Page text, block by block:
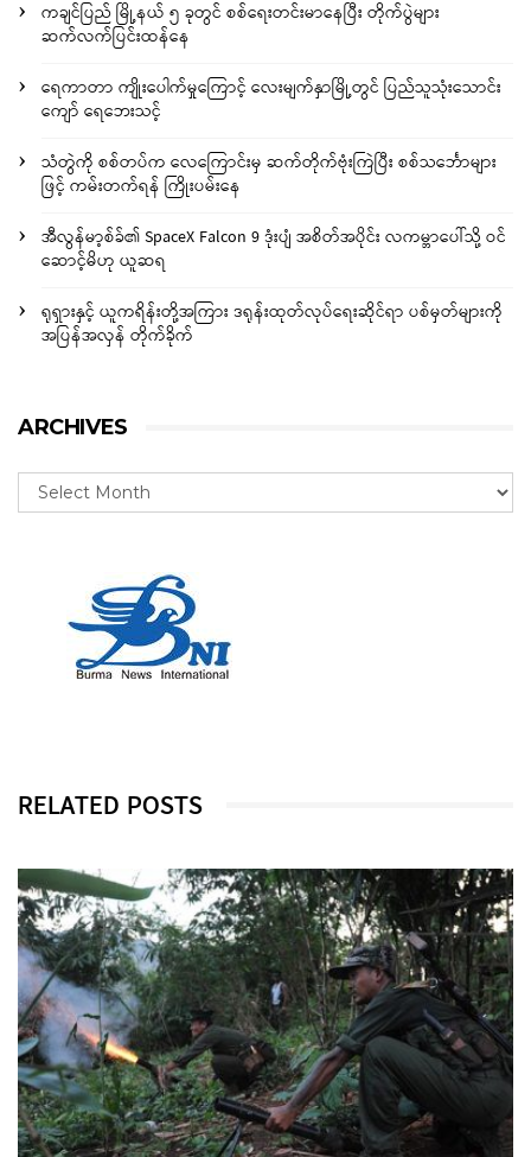
ကချင်ပြည် မြို့နယ် ၅ ခုတွင် စစ်ရေးတင်းမာနေပြီး တိုက်ပွဲများ
ဆက်လက်ပြင်းထန်နေ
ရေကာတာ ကျိုးပေါက်မှုကြောင့် လေးမျက်နှာမြို့တွင် ပြည်သူသုံးသောင်း
ကျော် ရေဘေးသင့်
သံတွဲကို စစ်တပ်က လေကြောင်းမှ ဆက်တိုက်ဗုံးကြဲပြီး စစ်သင်္ဘောများ
ဖြင့် ကမ်းတက်ရန် ကြိုးပမ်းနေ
အီလွန်မာ့စ်ခ်၏ SpaceX Falcon 9 ဒုံးပျံ အစိတ်အပိုင်း လကမ္ဘာပေါ်သို့ ဝင်
ဆောင့်မိဟု ယူဆရ
ရုရှားနှင့် ယူကရိန်းတို့အကြား ဒရုန်းထုတ်လုပ်ရေးဆိုင်ရာ ပစ်မှတ်များကို
အပြန်အလှန် တိုက်ခိုက်
ARCHIVES
RELATED POSTS